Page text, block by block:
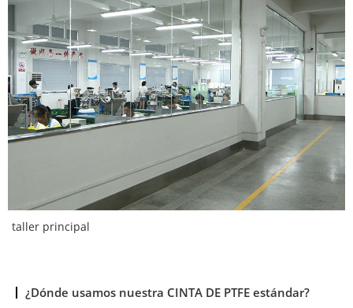
taller principal
¿Dónde usamos nuestra CINTA DE PTFE estándar?